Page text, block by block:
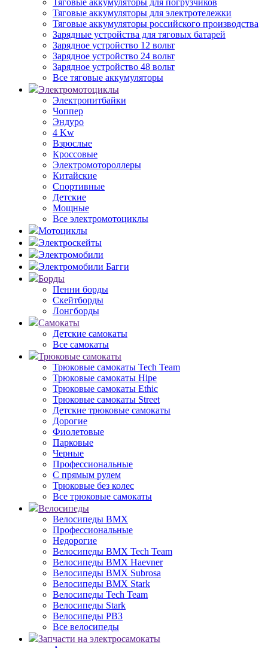
Тяговые аккумуляторы для погрузчиков
Тяговые аккумуляторы для электротележки
Тяговые аккумуляторы российского производства
Зарядные устройства для тяговых батарей
Зарядное устройство 12 вольт
Зарядное устройство 24 вольт
Зарядное устройство 48 вольт
Все тяговые аккумуляторы
Электромотоциклы
Электропитбайки
Чоппер
Эндуро
4 Kw
Взрослые
Кроссовые
Электромотороллеры
Китайские
Спортивные
Детские
Мощные
Все электромотоциклы
Мотоциклы
Электроскейты
Электромобили
Электромобили Багги
Борды
Пенни борды
Скейтборды
Лонгборды
Самокаты
Детские самокаты
Все самокаты
Трюковые самокаты
Трюковые самокаты Tech Team
Трюковые самокаты Hipe
Трюковые самокаты Ethic
Трюковые самокаты Street
Детские трюковые самокаты
Дорогие
Фиолетовые
Парковые
Черные
Профессиональные
С прямым рулем
Трюковые без колес
Все трюковые самокаты
Велосипеды
Велосипеды BMX
Профессиональные
Недорогие
Велосипеды BMX Tech Team
Велосипеды BMX Haevner
Велосипеды BMX Subrosa
Велосипеды BMX Stark
Велосипеды Tech Team
Велосипеды Stark
Велосипеды РВЗ
Все велосипеды
Запчасти на электросамокаты